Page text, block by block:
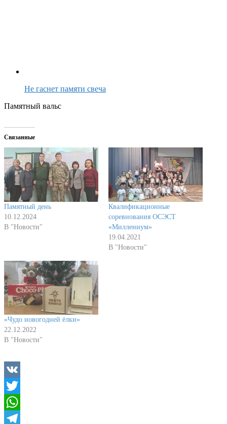
Не гаснет памяти свеча
Памятный вальс
Связанные
Памятный день
10.12.2024
В "Новости"
Квалификационные
соревнования ОСЭСТ
«Миллениум»
19.04.2021
В "Новости"
«Чудо новогодней ёлки»
22.12.2022
В "Новости"
VK
Twitter
WhatsApp